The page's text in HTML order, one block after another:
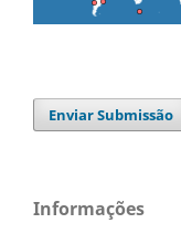
Enviar Submissão
Informações